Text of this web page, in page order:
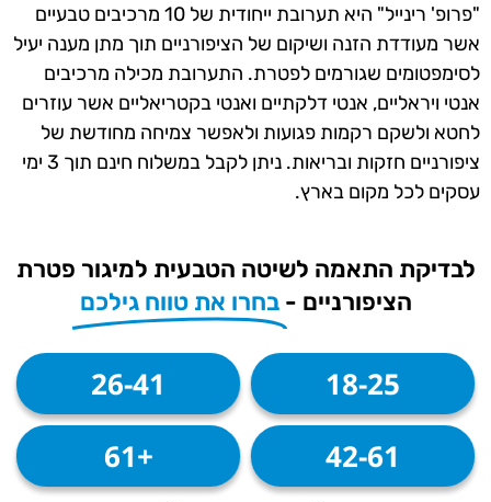
"פרופ' רינייל" היא תערובת ייחודית של 10 מרכיבים טבעיים
אשר מעודדת הזנה ושיקום של הציפורניים תוך מתן מענה יעיל
לסימפטומים שגורמים לפטרת. התערובת מכילה מרכיבים
אנטי ויראליים, אנטי דלקתיים ואנטי בקטריאליים אשר עוזרים
לחטא ולשקם רקמות פגועות ולאפשר צמיחה מחודשת של
ציפורניים חזקות ובריאות. ניתן לקבל במשלוח חינם תוך 3 ימי
עסקים לכל מקום בארץ.
לבדיקת התאמה לשיטה הטבעית למיגור פטרת
הציפורניים -בחרו את טווח גילכם
18-25
26-41
42-61
+61